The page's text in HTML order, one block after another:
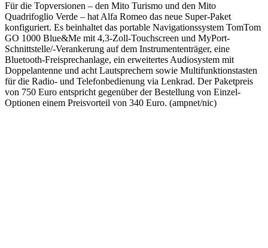
Für die Topversionen – den Mito Turismo und den Mito
Quadrifoglio Verde – hat Alfa Romeo das neue Super-Paket
konfiguriert. Es beinhaltet das portable Navigationssystem TomTom
GO 1000 Blue&Me mit 4,3-Zoll-Touchscreen und MyPort-
Schnittstelle/-Verankerung auf dem Instrumententräger, eine
Bluetooth-Freisprechanlage, ein erweitertes Audiosystem mit
Doppelantenne und acht Lautsprechern sowie Multifunktionstasten
für die Radio- und Telefonbedienung via Lenkrad. Der Paketpreis
von 750 Euro entspricht gegenüber der Bestellung von Einzel-
Optionen einem Preisvorteil von 340 Euro. (ampnet/nic)